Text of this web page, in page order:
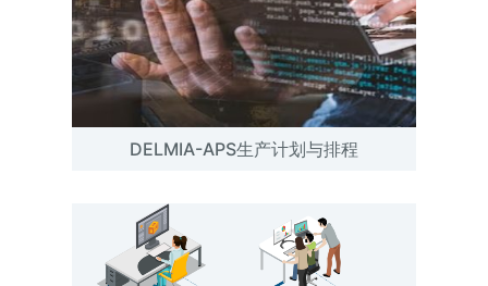
DELMIA-APS生产计划与排程